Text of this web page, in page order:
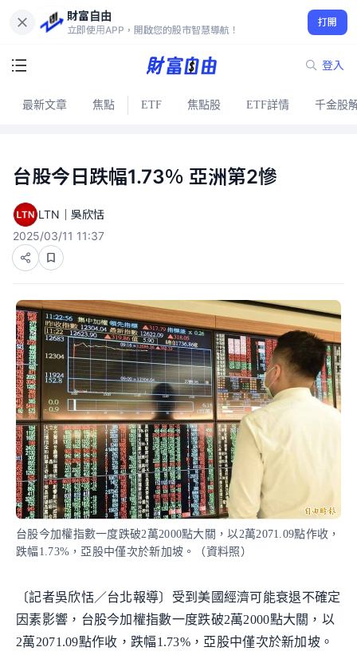
財富自由
立即使用APP，開啟您的股市智慧導航！
打開
登入
最新文章 焦點 ETF 焦點股 ETF詳情 千金股
台股今日跌幅1.73％ 亞洲第2慘
LTN｜吳欣恬
2025/03/11 11:37
台股今加權指數一度跌破2萬2000點大關，以2萬2071.09點作收，
跌幅1.73%，亞股中僅次於新加坡。（資料照）
〔記者吳欣恬／台北報導〕受到美國經濟可能衰退不確定
因素影響，台股今加權指數一度跌破2萬2000點大關，以
2萬2071.09點作收，跌幅1.73%，亞股中僅次於新加坡。